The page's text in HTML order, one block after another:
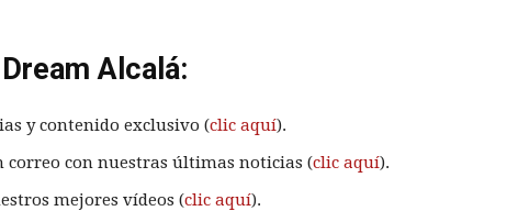
Alcalá:
y contenido exclusivo (clic aquí).
correo con nuestras últimas noticias (clic aquí).
mejores vídeos (clic aquí).